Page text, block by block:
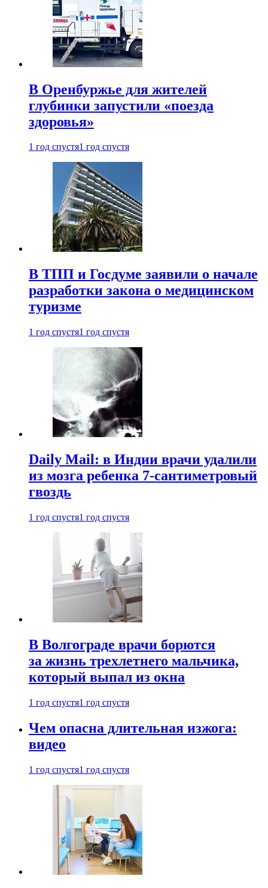
В Оренбуржье для жителей
глубинки запустили «поезда
здоровья»
1 год спустя1 год спустя
В ТПП и Госдуме заявили о начале
разработки закона о медицинском
туризме
1 год спустя1 год спустя
Daily Mail: в Индии врачи удалили
из мозга ребенка 7-сантиметровый
гвоздь
1 год спустя1 год спустя
В Волгограде врачи борются
за жизнь трехлетнего мальчика,
который выпал из окна
1 год спустя1 год спустя
Чем опасна длительная изжога:
видео
1 год спустя1 год спустя